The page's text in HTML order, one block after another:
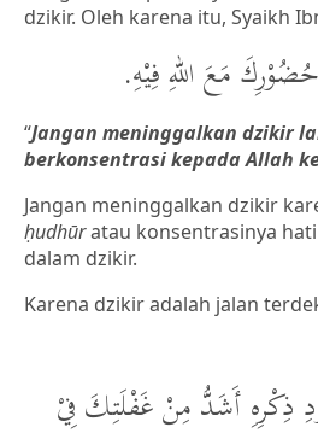
dzikir. Oleh karena itu, Syaikh
مَعَ اللهِ فِيْهِ.
“Jangan meninggalkan dzikir
berkonsentrasi kepada Allah
Jangan meninggalkan dzikir
ḥudhūratau konsentrasinya
dalam dzikir.
Karena dzikir adalah jalan
ذِكْرِهِ أَشَدُّ مِنْ غَفْلَتِكَ فِيْ